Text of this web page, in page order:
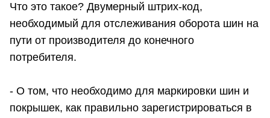
Что это такое? Двумерный штрих-код,
необходимый для отслеживания оборота шин на
пути от производителя до конечного
потребителя.
- О том, что необходимо для маркировки шин и
покрышек, как правильно зарегистрироваться в